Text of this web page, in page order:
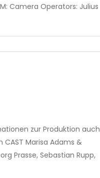
Camera Operators: Julius
zur Produktion auch
Marisa Adams &
Prasse, Sebastian Rupp,